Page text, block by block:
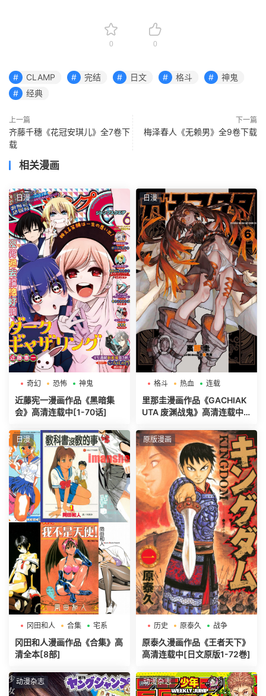
0 0
CLAMP 完结 日文 格斗
神鬼
经典
上一篇
齐藤千穗《花冠安琪儿》全7卷下
载
下一篇
梅泽春人《无赖男》全9卷下载
相关漫画
日漫
奇幻 恐怖 神鬼
近藤宪一漫画作品《黑暗集
会》高清连载中[1-70话]
日漫
格斗 热血 连载
里那圭漫画作品《GACHIAK
UTA 废渊战鬼》高清连载中[1
日漫
冈田和人 合集 宅系
冈田和人漫画作品《合集》高
清全本[8部]
原版漫画
历史 原泰久 战争
原泰久漫画作品《王者天下》
高清连载中[日文原版1-72巻]
动漫杂志 动漫杂志